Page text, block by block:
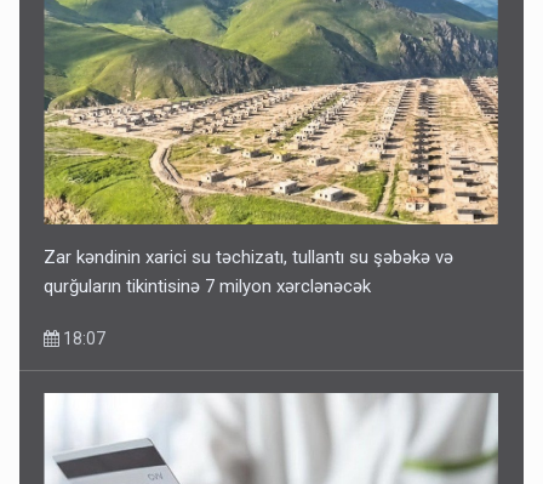
Zar kəndinin xarici su təchizatı, tullantı su şəbəkə və
qurğuların tikintisinə 7 milyon xərclənəcək
18:07